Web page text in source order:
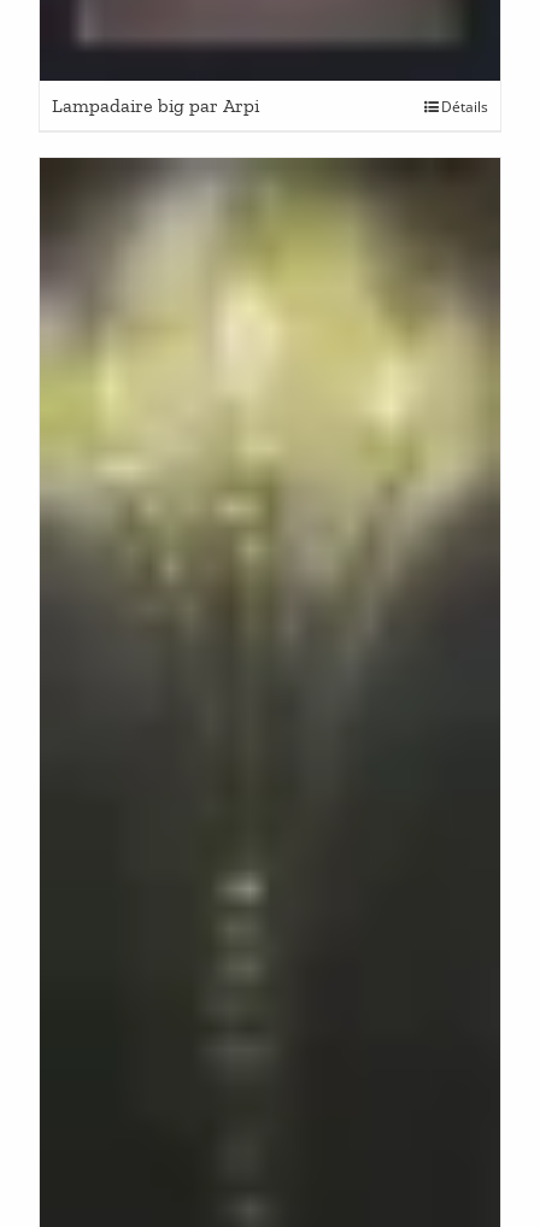
Lampadaire big par Arpi Détails